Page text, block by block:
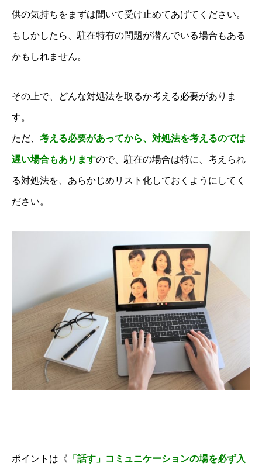
供の気持ちをまずは聞いて受け止めてあげてください。
もしかしたら、駐在特有の問題が潜んでいる場合もある
かもしれません。
その上で、どんな対処法を取るか考える必要がありま
す。
ただ、 考える必要があってから、対処法を考えるのでは
遅い場合もありますので、駐在の場合は特に、考えられ
る対処法を、あらかじめリスト化しておくようにしてく
ださい。
ポイントは《 「話す」コミュニケーションの場を必ず入